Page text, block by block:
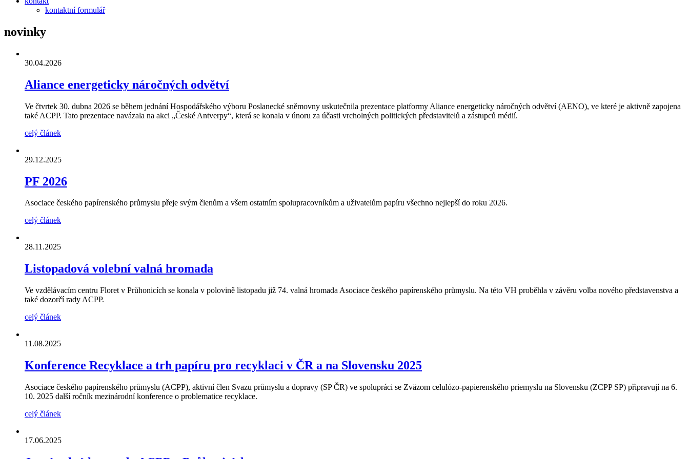
kontaktní formulář
novinky
30.04.2026
Aliance energeticky náročných odvětví
Ve čtvrtek 30. dubna 2026 se během jednání Hospodářského výboru Poslanecké sněmovny uskutečnila prezentace platformy Aliance energeticky náročných odvětví (AENO), ve které je aktivně zapojena
také ACPP. Tato prezentace navázala na akci „České Antverpy“, která se konala v únoru za účasti vrcholných politických představitelů a zástupců médií.
celý článek
29.12.2025
PF 2026
Asociace českého papírenského průmyslu přeje svým členům a všem ostatním spolupracovníkům a uživatelům papíru všechno nejlepší do roku 2026.
celý článek
28.11.2025
Listopadová volební valná hromada
Ve vzdělávacím centru Floret v Průhonicích se konala v polovině listopadu již 74. valná hromada Asociace českého papírenského průmyslu. Na této VH proběhla v závěru volba nového představenstva a
také dozorčí rady ACPP.
celý článek
11.08.2025
Konference Recyklace a trh papíru pro recyklaci v ČR a na Slovensku 2025
Asociace českého papírenského průmyslu (ACPP), aktivní člen Svazu průmyslu a dopravy (SP ČR) ve spolupráci se Zväzom celulózo-papierenského priemyslu na Slovensku (ZCPP SP) připravují na 6.
10. 2025 další ročník mezinárodní konference o problematice recyklace.
celý článek
17.06.2025